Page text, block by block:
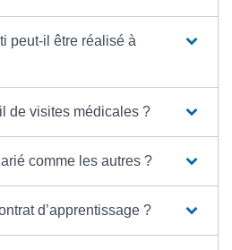
peut-il être réalisé à
de visites médicales ?
comme les autres ?
d’apprentissage ?